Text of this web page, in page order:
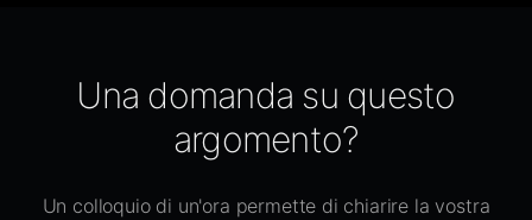
Una domanda su questo
argomento?
Un colloquio di un'ora permette di chiarire la vostra